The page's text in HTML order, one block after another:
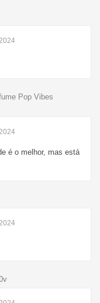
Pop Vibes
é o melhor, mas está